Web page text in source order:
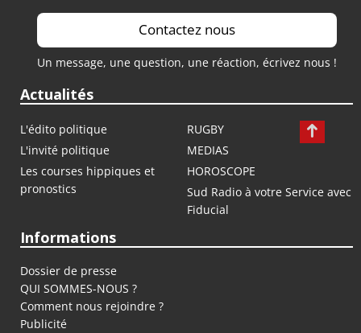
Contactez nous
Un message, une question, une réaction, écrivez nous !
Actualités
L'édito politique
RUGBY
L'invité politique
MEDIAS
Les courses hippiques et
pronostics
HOROSCOPE
Sud Radio à votre Service avec
Fiducial
Informations
Dossier de presse
QUI SOMMES-NOUS ?
Comment nous rejoindre ?
Publicité